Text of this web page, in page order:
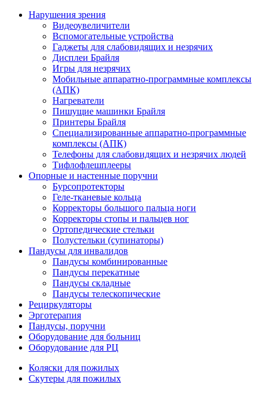
Нарушения зрения
Видеоувеличители
Вспомогательные устройства
Гаджеты для слабовидящих и незрячих
Дисплеи Брайля
Игры для незрячих
Мобильные аппаратно-программные комплексы
(АПК)
Нагреватели
Пишущие машинки Брайля
Принтеры Брайля
Специализированные аппаратно-программные
комплексы (АПК)
Телефоны для слабовидящих и незрячих людей
Тифлофлешплееры
Опорные и настенные поручни
Бурсопротекторы
Геле-тканевые кольца
Корректоры большого пальца ноги
Корректоры стопы и пальцев ног
Ортопедические стельки
Полустельки (супинаторы)
Пандусы для инвалидов
Пандусы комбинированные
Пандусы перекатные
Пандусы складные
Пандусы телескопические
Рециркуляторы
Эрготерапия
Пандусы, поручни
Оборудование для больниц
Оборудование для РЦ
Коляски для пожилых
Скутеры для пожилых